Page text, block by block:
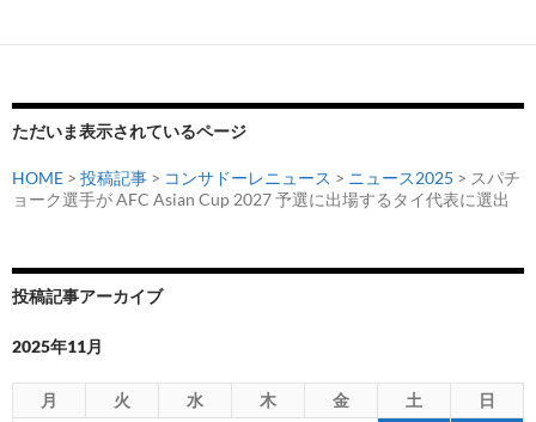
ただいま表示されているページ
HOME > 投稿記事 > コンサドーレニュース > ニュース2025 > スパチ
ョーク選手が AFC Asian Cup 2027 予選に出場するタイ代表に選出
投稿記事アーカイブ
2025年11月
月 火 水 木 金 土
日